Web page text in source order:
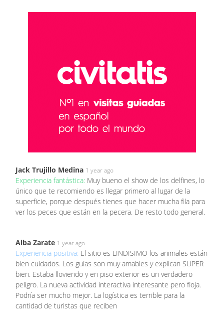
Jack Trujillo Medina 1 year ago
Experiencia fantástica: Muy bueno el show de los delfines, lo
único que te recomiendo es llegar primero al lugar de la
superficie, porque después tienes que hacer mucha fila para
ver los peces que están en la pecera. De resto todo general.
Alba Zarate 1 year ago
Experiencia positiva: El sitio es LINDISIMO los animales están
bien cuidados. Los guías son muy amables y explican SUPER
bien. Estaba lloviendo y en piso exterior es un verdadero
peligro. La nueva actividad interactiva interesante pero floja.
Podría ser mucho mejor. La logística es terrible para la
cantidad de turistas que reciben